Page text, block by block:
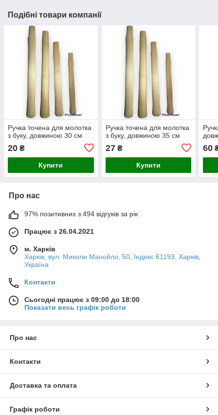
Подібні товари компанії
Ручка точена для молотка
з буку, довжиною 30 см
20 ₴
Купити
Ручка точена для молотка
з буку, довжиною 35 см
27₴
Купити
60
Про нас
97% позитивних з 494 відгуків за рік
Працює з 26.04.2021
м. Харків
Харків, вул. Миколи Манойло, 50, Індекс 61193, Харків,
Україна
Контакти
Сьогодні працює з 09:00 до 18:00
Показати весь графік роботи
Про нас
Контакти
Доставка та оплата
Графік роботи